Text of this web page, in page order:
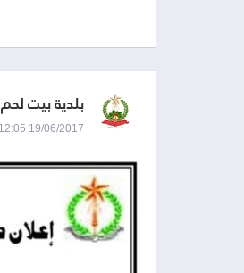
بلدية بيت لحم
19/06/2017 12:05 مساءً